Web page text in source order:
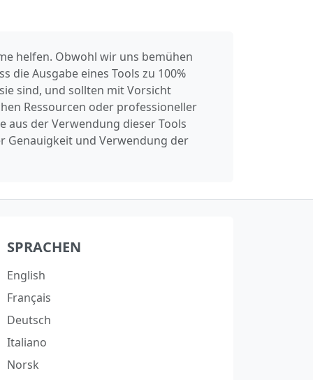
helfen. Obwohl wir uns bemühen
die Ausgabe eines Tools zu 100%
sind, und sollten mit Vorsicht
Ressourcen oder professioneller
der Verwendung dieser Tools
Genauigkeit und Verwendung der
SPRACHEN
English
Français
Deutsch
Italiano
Norsk